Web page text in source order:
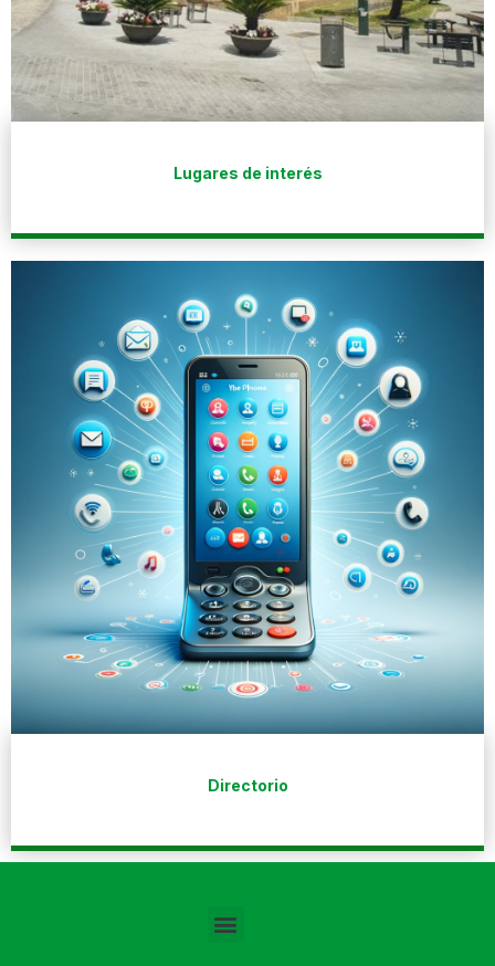
Lugares de interés
Directorio